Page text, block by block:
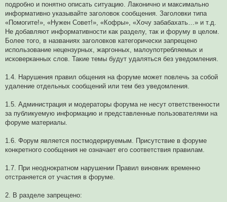
подробно и понятно описать ситуацию. Лаконично и максимально
информативно указывайте заголовок сообщения. Заголовки типа
«Помогите!», «Нужен Совет!», «Кофры», «Хочу забабахать…» и т.д.
Не добавляют информативности как разделу, так и форуму в целом.
Более того, в названиях заголовков категорически запрещено
использование нецензурных, жаргонных, малоупотребляемых и
исковерканных слов. Такие темы будут удаляться без уведомления.
1.4. Нарушения правил общения на форуме может повлечь за собой
удаление отдельных сообщений или тем без уведомления.
1.5. Администрация и модераторы форума не несут ответственности
за публикуемую информацию и представленные пользователями на
форуме материалы.
1.6. Форум является постмодерируемым. Присутствие в форуме
конкретного сообщения не означает его соответствия правилам.
1.7. При неоднократном нарушении Правил виновник временно
отстраняется от участия в форуме.
2. В разделе запрещено: